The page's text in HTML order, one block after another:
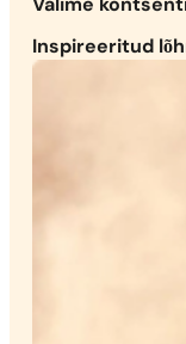
Valime
Inspireeritud